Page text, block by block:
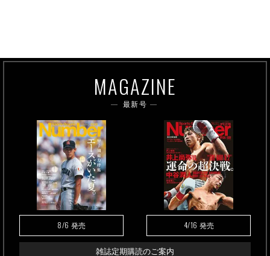
MAGAZINE
最新号
8/6 発売 4/16 発売
雑誌定期購読のご案内